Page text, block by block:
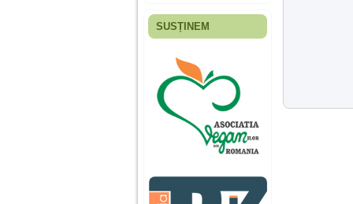
Fiica mea s-a nascut
ani, privind in urma
realizez cat de multe
greseli am facut in
educatia si cresterea
ei, am fost o mama
egoista, preocupata
de implinirea
profesionala, cand ea
era mica am neglijat-
agresiva, orice
greseala era taxata cu
SUSȚINEM